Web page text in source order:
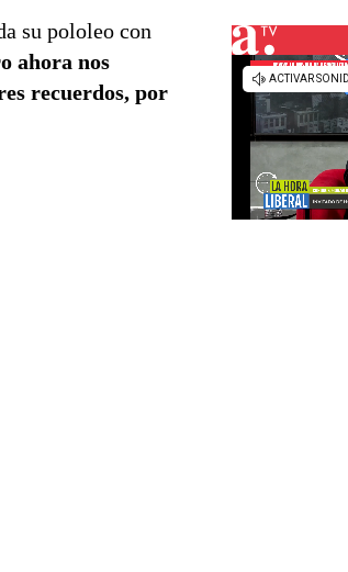
su pololeo con
ahora nos
recuerdos, por